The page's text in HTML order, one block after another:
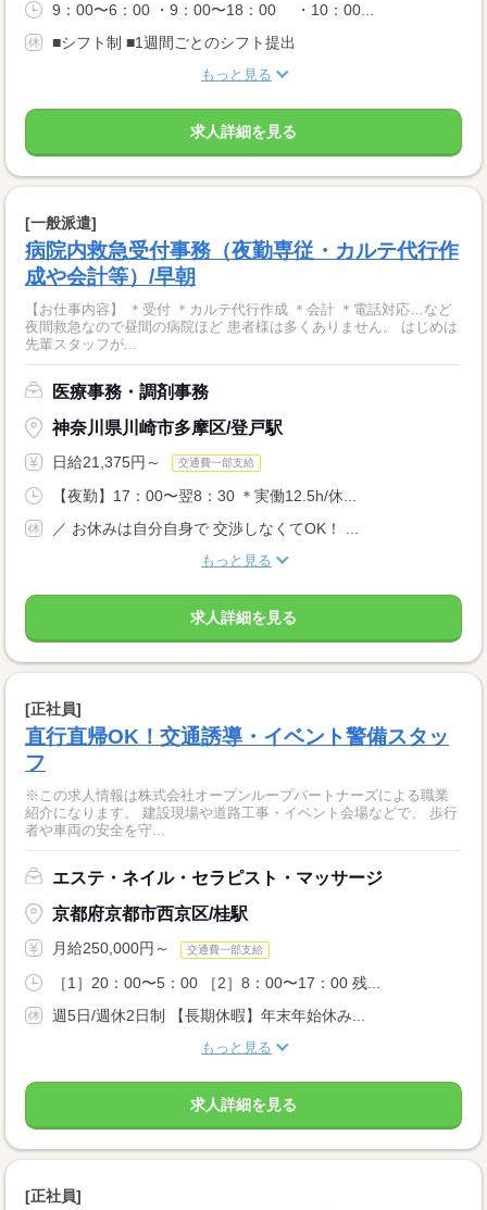
9：00〜6：00 ・9：00〜18：00 ・10：00...
■シフト制 ■1週間ごとのシフト提出
もっと見る
求人詳細を見る
[一般派遣]
病院内救急受付事務（夜勤専従・カルテ代行作
成や会計等）/早朝
【お仕事内容】 ＊受付 ＊カルテ代行作成 ＊会計 ＊電話対応…など
夜間救急なので昼間の病院ほど 患者様は多くありません。 はじめは
先輩スタッフが...
医療事務・調剤事務
神奈川県川崎市多摩区/登戸駅
日給21,375円～ 交通費一部支給
【夜勤】17：00〜翌8：30 ＊実働12.5h/休...
／ お休みは自分自身で 交渉しなくてOK！ ...
もっと見る
求人詳細を見る
[正社員]
直行直帰OK！交通誘導・イベント警備スタッ
フ
※この求人情報は株式会社オープンループパートナーズによる職業
紹介になります。 建設現場や道路工事・イベント会場などで、 歩行
者や車両の安全を守...
エステ・ネイル・セラピスト・マッサージ
京都府京都市西京区/桂駅
月給250,000円～ 交通費一部支給
［1］20：00〜5：00 ［2］8：00〜17：00 残...
週5日/週休2日制 【長期休暇】年末年始休み...
もっと見る
求人詳細を見る
[正社員]